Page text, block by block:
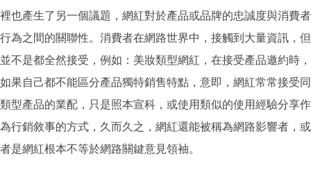
裡也產生了另一個議題，網紅對於產品或品牌的忠誠度與消費者
行為之間的關聯性。消費者在網路世界中，接觸到大量資訊，但
並不是都全然接受，例如：美妝類型網紅，在接受產品邀約時，
如果自己都不能區分產品獨特銷售特點，意即，網紅常常接受同
類型產品的業配，只是照本宣科，或使用類似的使用經驗分享作
為行銷敘事的方式，久而久之，網紅還能被稱為網路影響者，或
者是網紅根本不等於網路關鍵意見領袖。